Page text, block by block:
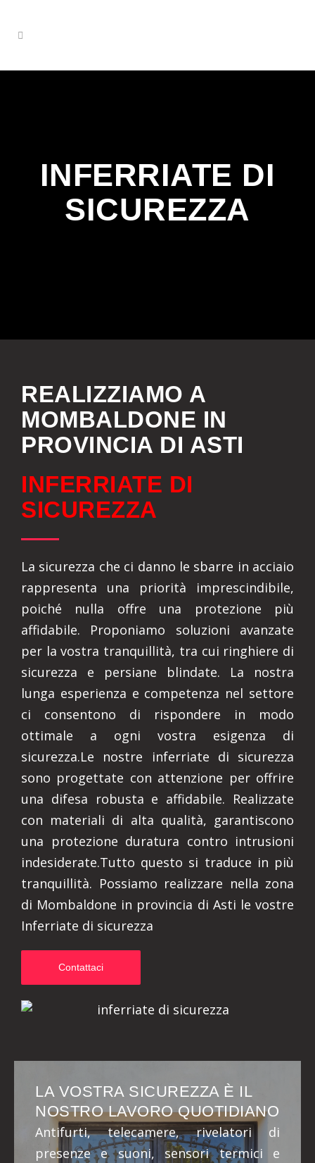
INFERRIATE DI
SICUREZZA
REALIZZIAMO A
MOMBALDONE IN
PROVINCIA DI ASTI
INFERRIATE DI
SICUREZZA
La sicurezza che ci danno le sbarre in acciaio
rappresenta una priorità imprescindibile,
poiché nulla offre una protezione più
affidabile. Proponiamo soluzioni avanzate
per la vostra tranquillità, tra cui ringhiere di
sicurezza e persiane blindate. La nostra
lunga esperienza e competenza nel settore
ci consentono di rispondere in modo
ottimale a ogni vostra esigenza di
sicurezza.Le nostre inferriate di sicurezza
sono progettate con attenzione per offrire
una difesa robusta e affidabile. Realizzate
con materiali di alta qualità, garantiscono
una protezione duratura contro intrusioni
indesiderate.Tutto questo si traduce in più
tranquillità. Possiamo realizzare nella zona
di Mombaldone in provincia di Asti le vostre
Inferriate di sicurezza
Contattaci
LA VOSTRA SICUREZZA È IL
NOSTRO LAVORO QUOTIDIANO
Antifurti, telecamere, rivelatori di
presenze e suoni, sensori termici e